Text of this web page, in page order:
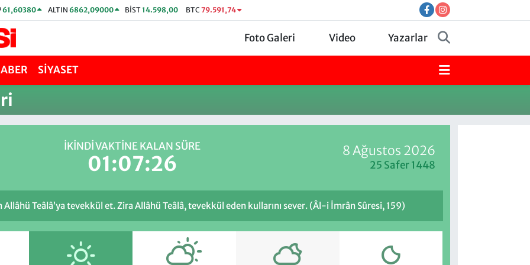
61,60380 ALTIN 6862,09000 BİST14.598,00 BTC 79.591,74
Foto Galeri Video Yazarlar
SİYASET
İKINDI VAKTİNE KALAN SÜRE
01:07:26
8 Ağustos 2026
25 Safer 1448
Teâlâ’ya tevekkül et. Zira Allâhü Teâlâ, tevekkül eden kullarını sever. (Âl-i İmrân Sûresi, 159)